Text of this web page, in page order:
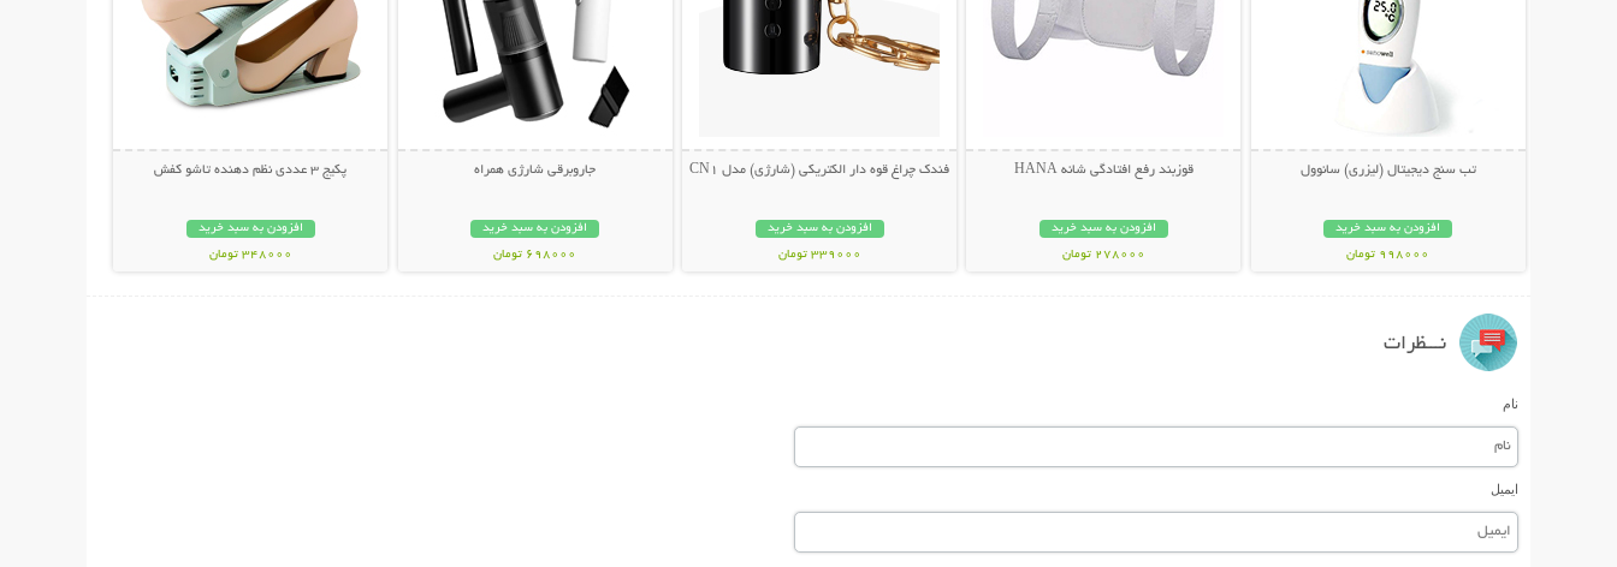
تب سنج دیجیتال (لیزری) سانوول
افزودن به سبد خرید
998000 تومان
قوزبند رفع افتادگی شانه HANA
افزودن به سبد خرید
278000 تومان
فندک چراغ قوه دار الکتریکی (شارژی) مدل CN1
افزودن به سبد خرید
339000 تومان
جاروبرقی شارژی همراه
افزودن به سبد خرید
698000 تومان
پکیج 3 عددی نظم دهنده تاشو کفش
افزودن به سبد خرید
348000 تومان
نـــظرات
نام
ایمیل